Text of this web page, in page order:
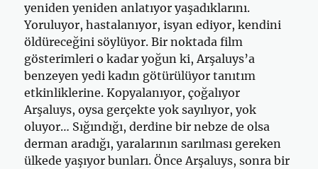
yeniden yeniden anlatıyor yaşadıklarını.
Yoruluyor, hastalanıyor, isyan ediyor, kendini
öldüreceğini söylüyor. Bir noktada film
gösterimleri o kadar yoğun ki, Arşaluys’a
benzeyen yedi kadın götürülüyor tanıtım
etkinliklerine. Kopyalanıyor, çoğalıyor
Arşaluys, oysa gerçekte yok sayılıyor, yok
oluyor… Sığındığı, derdine bir nebze de olsa
derman aradığı, yaralarının sarılması gereken
ülkede yaşıyor bunları. Önce Arşaluys, sonra bir